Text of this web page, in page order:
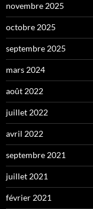
novembre 2025
octobre 2025
septembre 2025
mars 2024
août 2022
juillet 2022
avril 2022
septembre 2021
juillet 2021
février 2021